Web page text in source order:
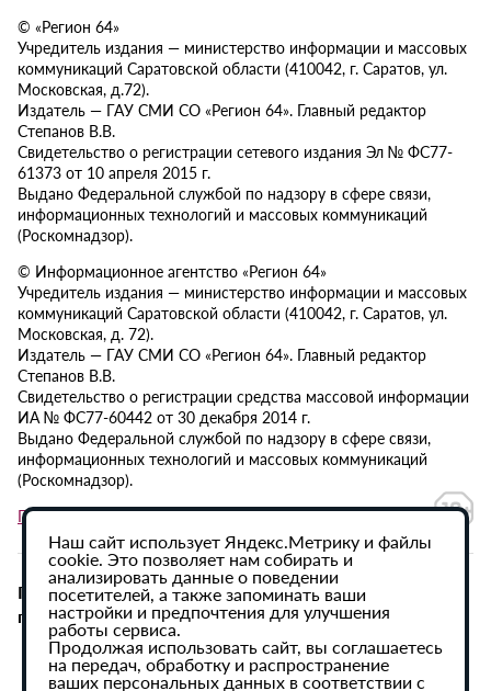
© «Регион 64»
Учредитель издания — министерство информации и массовых
коммуникаций Саратовской области (410042, г. Саратов, ул.
Московская, д.72).
Издатель — ГАУ СМИ СО «Регион 64». Главный редактор
Степанов В.В.
Свидетельство о регистрации сетевого издания Эл № ФС77-
61373 от 10 апреля 2015 г.
Выдано Федеральной службой по надзору в сфере связи,
информационных технологий и массовых коммуникаций
(Роскомнадзор).
© Информационное агентство «Регион 64»
Учредитель издания — министерство информации и массовых
коммуникаций Саратовской области (410042, г. Саратов, ул.
Московская, д. 72).
Издатель — ГАУ СМИ СО «Регион 64». Главный редактор
Степанов В.В.
Свидетельство о регистрации средства массовой информации
ИА № ФС77-60442 от 30 декабря 2014 г.
Выдано Федеральной службой по надзору в сфере связи,
информационных технологий и массовых коммуникаций
(Роскомнадзор).
Политика в отношении обработки персональных данных
При использовании материалов сайта активная
гиперссылка на ИА «Регион 64» обязательна.
Наш сайт использует Яндекс.Метрику и файлы
cookie. Это позволяет нам собирать и
анализировать данные о поведении
посетителей, а также запоминать ваши
настройки и предпочтения для улучшения
работы сервиса.
Продолжая использовать сайт, вы соглашаетесь
на передач, обработку и распространение
ваших персональных данных в соответствии с